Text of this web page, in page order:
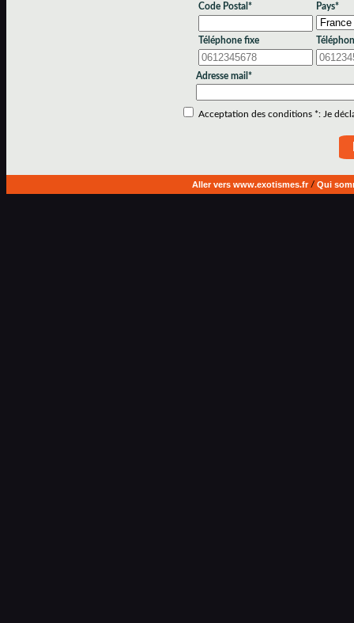
Code Postal* Pays*
Téléphone fixe
Adresse mail*
Acceptation des conditions *: Je
Aller vers www.exotismes.fr/ Qui